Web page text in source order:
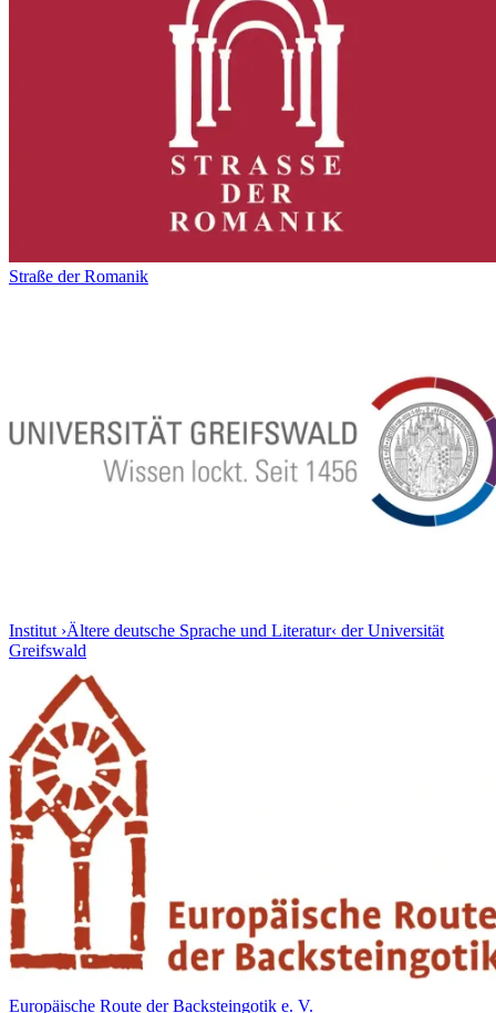
Straße der Romanik
Institut ›Ältere deutsche Sprache und Literatur‹ der Universität
Greifswald
Europäische Route der Backsteingotik e. V.